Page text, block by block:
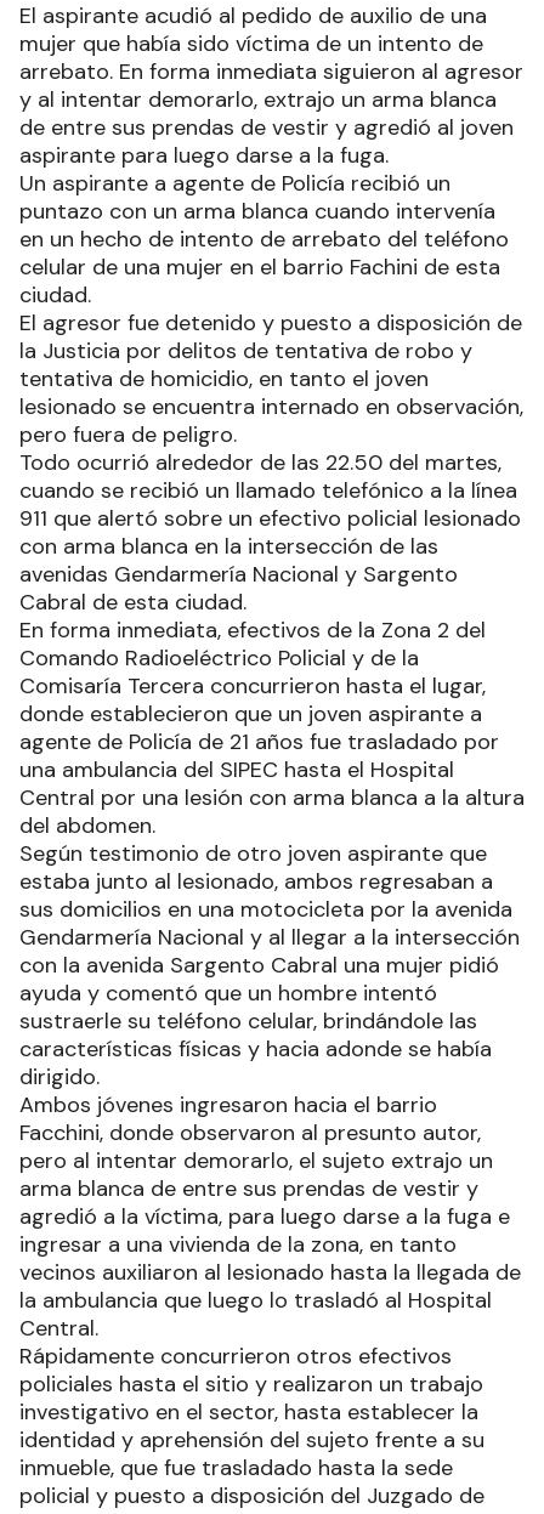
El aspirante acudió al pedido de auxilio de una
mujer que había sido víctima de un intento de
arrebato. En forma inmediata siguieron al agresor
y al intentar demorarlo, extrajo un arma blanca
de entre sus prendas de vestir y agredió al joven
aspirante para luego darse a la fuga.
Un aspirante a agente de Policía recibió un
puntazo con un arma blanca cuando intervenía
en un hecho de intento de arrebato del teléfono
celular de una mujer en el barrio Fachini de esta
ciudad.
El agresor fue detenido y puesto a disposición de
la Justicia por delitos de tentativa de robo y
tentativa de homicidio, en tanto el joven
lesionado se encuentra internado en observación,
pero fuera de peligro.
Todo ocurrió alrededor de las 22.50 del martes,
cuando se recibió un llamado telefónico a la línea
911 que alertó sobre un efectivo policial lesionado
con arma blanca en la intersección de las
avenidas Gendarmería Nacional y Sargento
Cabral de esta ciudad.
En forma inmediata, efectivos de la Zona 2 del
Comando Radioeléctrico Policial y de la
Comisaría Tercera concurrieron hasta el lugar,
donde establecieron que un joven aspirante a
agente de Policía de 21 años fue trasladado por
una ambulancia del SIPEC hasta el Hospital
Central por una lesión con arma blanca a la altura
del abdomen.
Según testimonio de otro joven aspirante que
estaba junto al lesionado, ambos regresaban a
sus domicilios en una motocicleta por la avenida
Gendarmería Nacional y al llegar a la intersección
con la avenida Sargento Cabral una mujer pidió
ayuda y comentó que un hombre intentó
sustraerle su teléfono celular, brindándole las
características físicas y hacia adonde se había
dirigido.
Ambos jóvenes ingresaron hacia el barrio
Facchini, donde observaron al presunto autor,
pero al intentar demorarlo, el sujeto extrajo un
arma blanca de entre sus prendas de vestir y
agredió a la víctima, para luego darse a la fuga e
ingresar a una vivienda de la zona, en tanto
vecinos auxiliaron al lesionado hasta la llegada de
la ambulancia que luego lo trasladó al Hospital
Central.
Rápidamente concurrieron otros efectivos
policiales hasta el sitio y realizaron un trabajo
investigativo en el sector, hasta establecer la
identidad y aprehensión del sujeto frente a su
inmueble, que fue trasladado hasta la sede
policial y puesto a disposición del Juzgado de